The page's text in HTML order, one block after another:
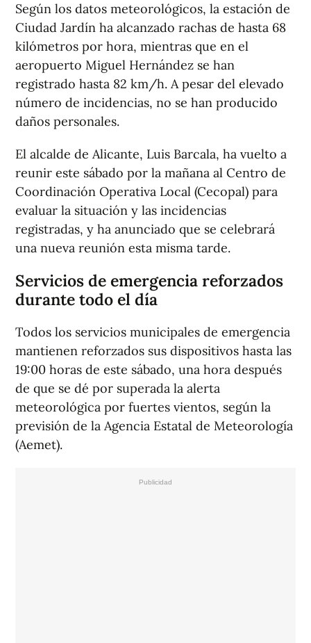
Según los datos meteorológicos, la estación de
Ciudad Jardín ha alcanzado rachas de hasta 68
kilómetros por hora, mientras que en el
aeropuerto Miguel Hernández se han
registrado hasta 82 km/h. A pesar del elevado
número de incidencias, no se han producido
daños personales.
El alcalde de Alicante, Luis Barcala, ha vuelto a
reunir este sábado por la mañana al Centro de
Coordinación Operativa Local (Cecopal) para
evaluar la situación y las incidencias
registradas, y ha anunciado que se celebrará
una nueva reunión esta misma tarde.
Servicios de emergencia reforzados
durante todo el día
Todos los servicios municipales de emergencia
mantienen reforzados sus dispositivos hasta las
19:00 horas de este sábado, una hora después
de que se dé por superada la alerta
meteorológica por fuertes vientos, según la
previsión de la Agencia Estatal de Meteorología
(Aemet).